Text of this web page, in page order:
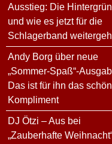
Ausstieg: Die
und wie es jetzt für die
Schlagerband
Andy Borg über neue
„Sommer-Spaß“-
Das ist für ihn das
Kompliment
DJ Ötzi – Aus bei
„Zauberhafte